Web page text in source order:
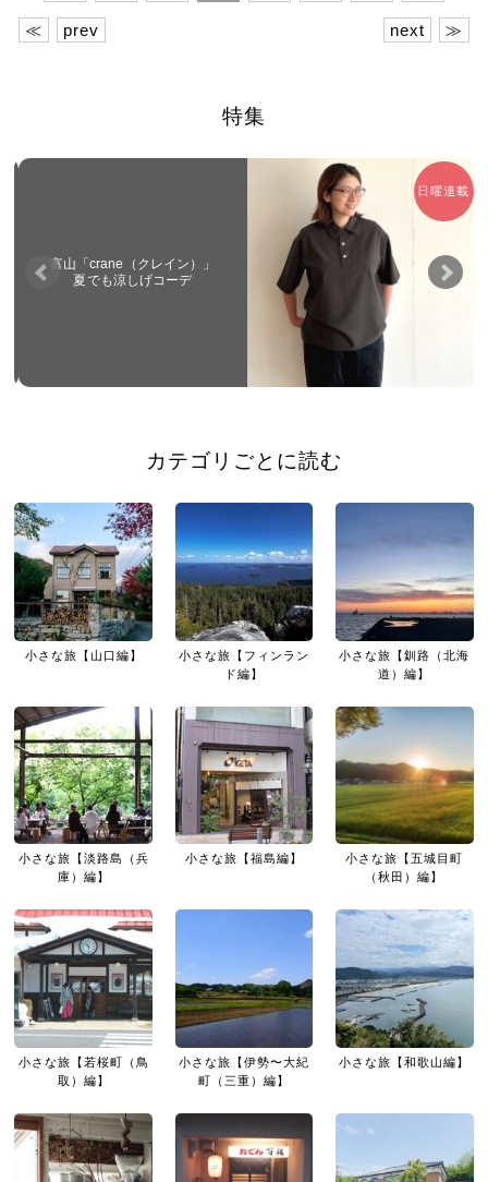
≪ prev next ≫
特集
日曜連載
富山「crane（クレイン）」
夏でも涼しげコーデ
カテゴリごとに読む
小さな旅【山口編】
小さな旅【フィンラン
ド編】
小さな旅【釧路（北海
道）編】
小さな旅【淡路島（兵
庫）編】
小さな旅【福島編】
小さな旅【五城目町
（秋田）編】
小さな旅【若桜町（鳥
取）編】
小さな旅【伊勢〜大紀
町（三重）編】
小さな旅【和歌山編】